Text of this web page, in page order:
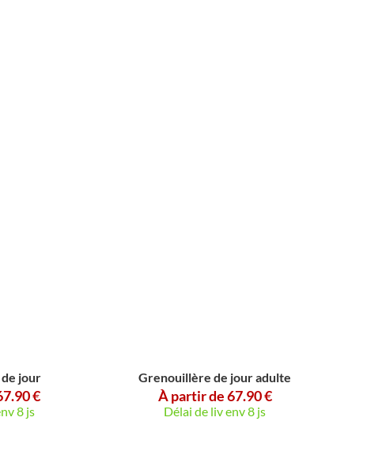
jour
€
js
Grenouillère de jour adulte
À partir de 67.90 €
Délai de liv env 8 js